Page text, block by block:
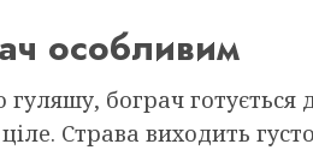
особливим
бограч готується
Страва виходить